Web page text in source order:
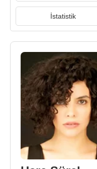
İstatistik